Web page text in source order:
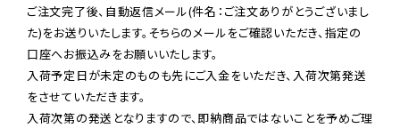
ご注文完了後、自動返信メール(件名：ご注文ありがとうございまし
た)をお送りいたします。そちらのメールをご確認いただき、指定の
口座へお振込みをお願いいたします。
入荷予定日が未定のものも先にご入金をいただき、入荷次第発送
をさせていただきます。
入荷次第の発送となりますので、即納商品ではないことを予めご理